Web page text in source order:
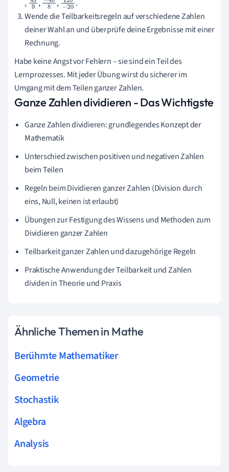
5
, 45
9
,−40
8
, 120
−20
.
Wende die Teilbarkeitsregeln auf verschiedene Zahlen
deiner Wahl an und überprüfe deine Ergebnisse mit einer
Rechnung.
Habe keine Angst vor Fehlern – sie sind ein Teil des
Lernprozesses. Mit jeder Übung wirst du sicherer im
Umgang mit dem Teilen ganzer Zahlen.
Ganze Zahlen dividieren - Das Wichtigste
Ganze Zahlen dividieren: grundlegendes Konzept der
Mathematik
Unterschied zwischen positiven und negativen Zahlen
beim Teilen
Regeln beim Dividieren ganzer Zahlen (Division durch
eins, Null, keinen ist erlaubt)
Übungen zur Festigung des Wissens und Methoden zum
Dividieren ganzer Zahlen
Teilbarkeit ganzer Zahlen und dazugehörige Regeln
Praktische Anwendung der Teilbarkeit und Zahlen
dividen in Theorie und Praxis
Ähnliche Themen in Mathe
Berühmte Mathematiker
Geometrie
Stochastik
Algebra
Analysis